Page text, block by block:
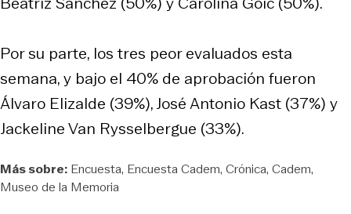
Por su parte, los tres peor evaluados esta
semana, y bajo el 40% de aprobación fueron
Álvaro Elizalde (39%), José Antonio Kast (37%) y
Jackeline Van Rysselbergue (33%).
Más sobre: Encuesta Encuesta Cadem Crónica Cadem
Museo de la Memoria